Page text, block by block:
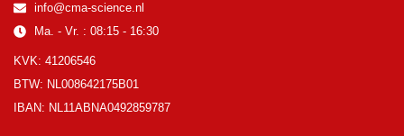
info@cma-science.nl
Ma. - Vr. : 08:15 - 16:30
KVK: 41206546
BTW: NL008642175B01
IBAN: NL11ABNA0492859787